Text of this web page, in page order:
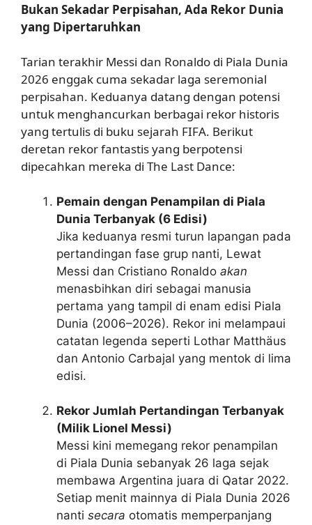
Bukan Sekadar Perpisahan, Ada Rekor Dunia
yang Dipertaruhkan
Tarian terakhir Messi dan Ronaldo di Piala Dunia
2026 enggak cuma sekadar laga seremonial
perpisahan. Keduanya datang dengan potensi
untuk menghancurkan berbagai rekor historis
yang tertulis di buku sejarah FIFA. Berikut
deretan rekor fantastis yang berpotensi
dipecahkan mereka di The Last Dance:
Pemain dengan Penampilan di Piala
Dunia Terbanyak (6 Edisi)
Jika keduanya resmi turun lapangan pada
pertandingan fase grup nanti, Lewat
Messi dan Cristiano Ronaldo akan
menasbihkan diri sebagai manusia
pertama yang tampil di enam edisi Piala
Dunia (2006–2026). Rekor ini melampaui
catatan legenda seperti Lothar Matthäus
dan Antonio Carbajal yang mentok di lima
edisi.
Rekor Jumlah Pertandingan Terbanyak
(Milik Lionel Messi)
Messi kini memegang rekor penampilan
di Piala Dunia sebanyak 26 laga sejak
membawa Argentina juara di Qatar 2022.
Setiap menit mainnya di Piala Dunia 2026
nanti secara otomatis memperpanjang